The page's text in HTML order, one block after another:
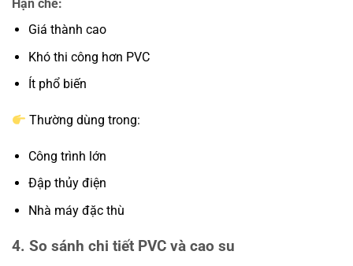
Hạn chế:
Giá thành cao
Khó thi công hơn PVC
Ít phổ biến
Thường dùng trong:
Công trình lớn
Đập thủy điện
Nhà máy đặc thù
4. So sánh chi tiết PVC và cao su